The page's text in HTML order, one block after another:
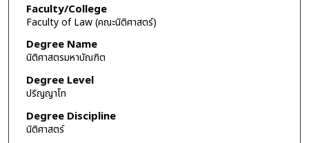
Faculty/College
Faculty of Law (คณะนิติศาสตร์)
Degree Name
นิติศาสตรมหาบัณฑิต
Degree Level
ปริญญาโท
Degree Discipline
นิติศาสตร์